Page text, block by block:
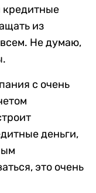
кредитные
из
Не думаю,
с очень
деньги,
это очень